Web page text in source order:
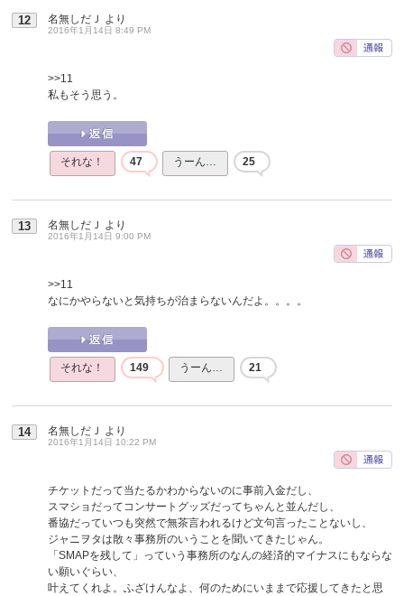
12 名無しだＪ より
2016年1月14日 8:49 PM
>>11
私もそう思う。
それな！ 47 うーん… 25
13 名無しだＪ より
2016年1月14日 9:00 PM
>>11
なにかやらないと気持ちが治まらないんだよ。。。。
それな！ 149 うーん… 21
14 名無しだＪ より
2016年1月14日 10:22 PM
チケットだって当たるかわからないのに事前入金だし、
スマショだってコンサートグッズだってちゃんと並んだし、
番協だっていつも突然で無茶言われるけど文句言ったことないし、
ジャニヲタは散々事務所のいうことを聞いてきたじゃん。
「SMAPを残して」っていう事務所のなんの経済的マイナスにもならな
い願いぐらい、
叶えてくれよ。ふざけんなよ、何のためにいままで応援してきたと思